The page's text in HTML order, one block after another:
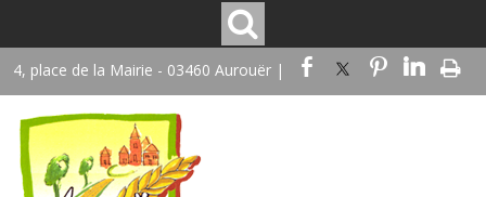
4, place de la Mairie - 03460 Aurouër |